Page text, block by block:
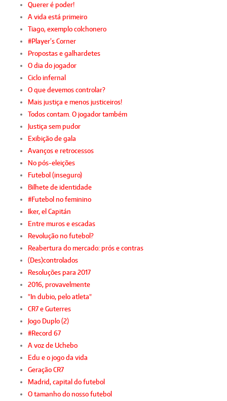
Querer é poder!
A vida está primeiro
Tiago, exemplo colchonero
#Player’s Corner
Propostas e galhardetes
O dia do jogador
Ciclo infernal
O que devemos controlar?
Mais justiça e menos justiceiros!
Todos contam. O jogador também
Justiça sem pudor
Exibição de gala
Avanços e retrocessos
No pós-eleições
Futebol (inseguro)
Bilhete de identidade
#Futebol no feminino
Iker, el Capitán
Entre muros e escadas
Revolução no futebol?
Reabertura do mercado: prós e contras
(Des)controlados
Resoluções para 2017
2016, provavelmente
"In dubio, pelo atleta"
CR7 e Guterres
Jogo Duplo (2)
#Record 67
A voz de Uchebo
Edu e o jogo da vida
Geração CR7
Madrid, capital do futebol
O tamanho do nosso futebol